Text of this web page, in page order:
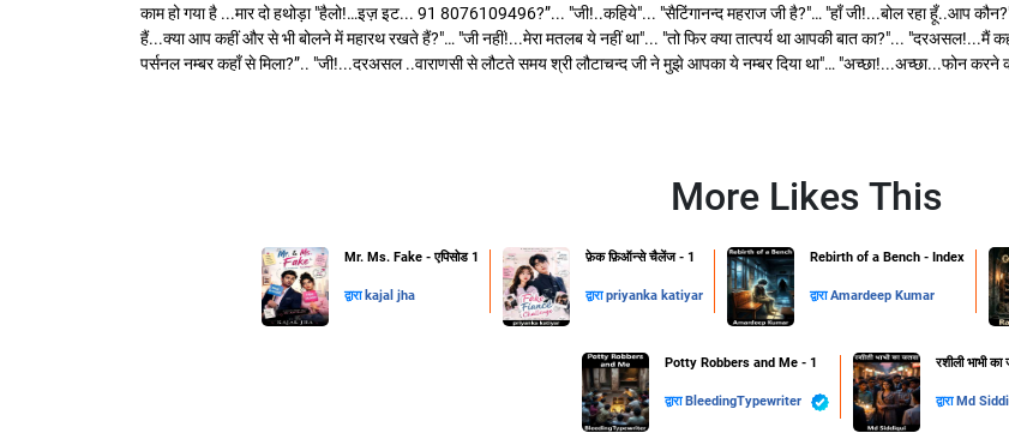
काम हो गया है ...मार दो हथोड़ा "हैलो!…इज़ इट... 91 8076109496?”... "जी!..कहिये"... "सैटिंगानन्द महराज जी है?"… "हाँ जी!...बोल रहा हूँ..आप
हैं...क्या आप कहीं और से भी बोलने में महारथ रखते हैं?"… "जी नहीं!...मेरा मतलब ये नहीं था"... "तो फिर क्या तात्पर्य था आपकी बात का?"... "दरअसल!...मैं
पर्सनल नम्बर कहाँ से मिला?”.. "जी!...दरअसल ..वाराणसी से लौटते समय श्री लौटाचन्द जी ने मुझे आपका ये नम्बर दिया था"… "अच्छा!...अच्छा...फोन करने
More Likes This
Mr. Ms. Fake - एपिसोड 1
द्वारा kajal jha
फ़ेक फ़िऑन्से चैलेंज - 1
द्वाराpriyanka katiyar
Rebirth of a Bench - Index
द्वाराAmardeep Kumar
Potty Robbers and Me - 1
द्वारा BleedingTypewriter
रशीली भाभी का
द्वारा Md